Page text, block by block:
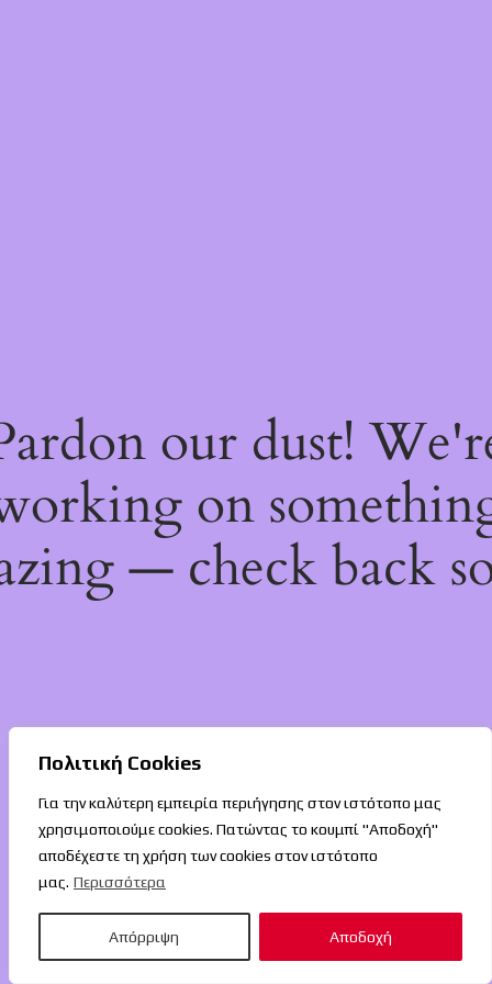
Πολιτική Cookies
Για την καλύτερη εμπειρία περιήγησης στον ιστότοπο μας
χρησιμοποιούμε cookies. Πατώντας το κουμπί "Αποδοχή"
αποδέχεστε τη χρήση των cookies στον ιστότοπο
μας. Περισσότερα
Απόρριψη Αποδοχή
our dust!
on
— check back